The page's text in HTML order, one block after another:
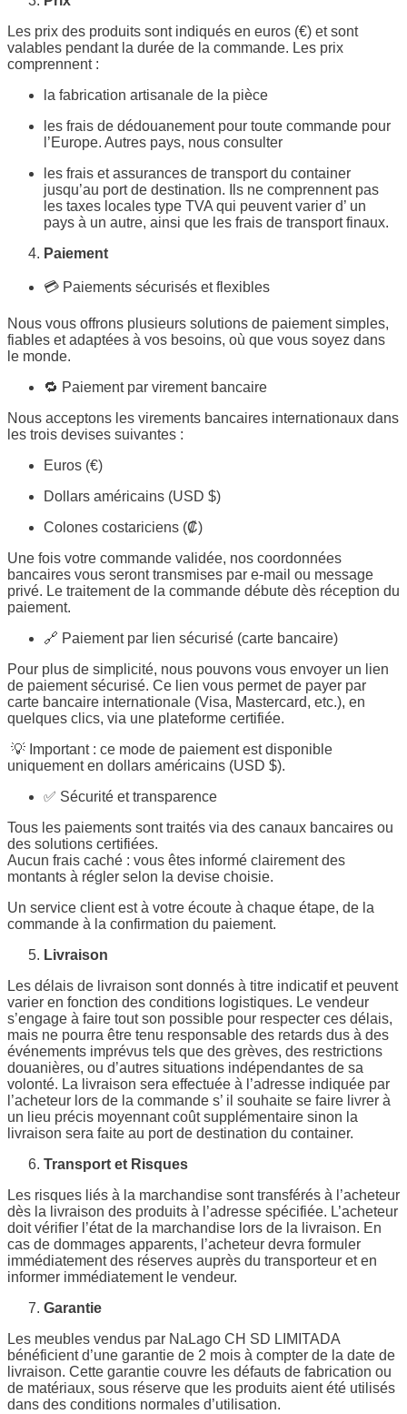
Les prix des produits sont indiqués en euros (€) et sont
valables pendant la durée de la commande. Les prix
comprennent :
la fabrication artisanale de la pièce
les frais de dédouanement pour toute commande pour
l’Europe. Autres pays, nous consulter
les frais et assurances de transport du container
jusqu’au port de destination. Ils ne comprennent pas
les taxes locales type TVA qui peuvent varier d’ un
pays à un autre, ainsi que les frais de transport finaux.
Paiement
💳 Paiements sécurisés et flexibles
Nous vous offrons plusieurs solutions de paiement simples,
fiables et adaptées à vos besoins, où que vous soyez dans
le monde.
🔁 Paiement par virement bancaire
Nous acceptons les virements bancaires internationaux dans
les trois devises suivantes :
Euros (€)
Dollars américains (USD $)
Colones costariciens (₡)
Une fois votre commande validée, nos coordonnées
bancaires vous seront transmises par e-mail ou message
privé. Le traitement de la commande débute dès réception du
paiement.
🔗 Paiement par lien sécurisé (carte bancaire)
Pour plus de simplicité, nous pouvons vous envoyer un lien
de paiement sécurisé. Ce lien vous permet de payer par
carte bancaire internationale (Visa, Mastercard, etc.), en
quelques clics, via une plateforme certifiée.
💡 Important : ce mode de paiement est disponible
uniquement en dollars américains (USD $).
✅ Sécurité et transparence
Tous les paiements sont traités via des canaux bancaires ou
des solutions certifiées.
Aucun frais caché : vous êtes informé clairement des
montants à régler selon la devise choisie.
Un service client est à votre écoute à chaque étape, de la
commande à la confirmation du paiement.
Livraison
Les délais de livraison sont donnés à titre indicatif et peuvent
varier en fonction des conditions logistiques. Le vendeur
s’engage à faire tout son possible pour respecter ces délais,
mais ne pourra être tenu responsable des retards dus à des
événements imprévus tels que des grèves, des restrictions
douanières, ou d’autres situations indépendantes de sa
volonté. La livraison sera effectuée à l’adresse indiquée par
l’acheteur lors de la commande s’ il souhaite se faire livrer à
un lieu précis moyennant coût supplémentaire sinon la
livraison sera faite au port de destination du container.
Transport et Risques
Les risques liés à la marchandise sont transférés à l’acheteur
dès la livraison des produits à l’adresse spécifiée. L’acheteur
doit vérifier l’état de la marchandise lors de la livraison. En
cas de dommages apparents, l’acheteur devra formuler
immédiatement des réserves auprès du transporteur et en
informer immédiatement le vendeur.
Garantie
Les meubles vendus par NaLago CH SD LIMITADA
bénéficient d’une garantie de 2 mois à compter de la date de
livraison. Cette garantie couvre les défauts de fabrication ou
de matériaux, sous réserve que les produits aient été utilisés
dans des conditions normales d’utilisation.